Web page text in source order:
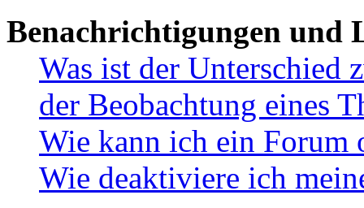
Benachrichtigungen und
Was ist der Unterschied
der Beobachtung eines
Wie kann ich ein Forum
Wie deaktiviere ich